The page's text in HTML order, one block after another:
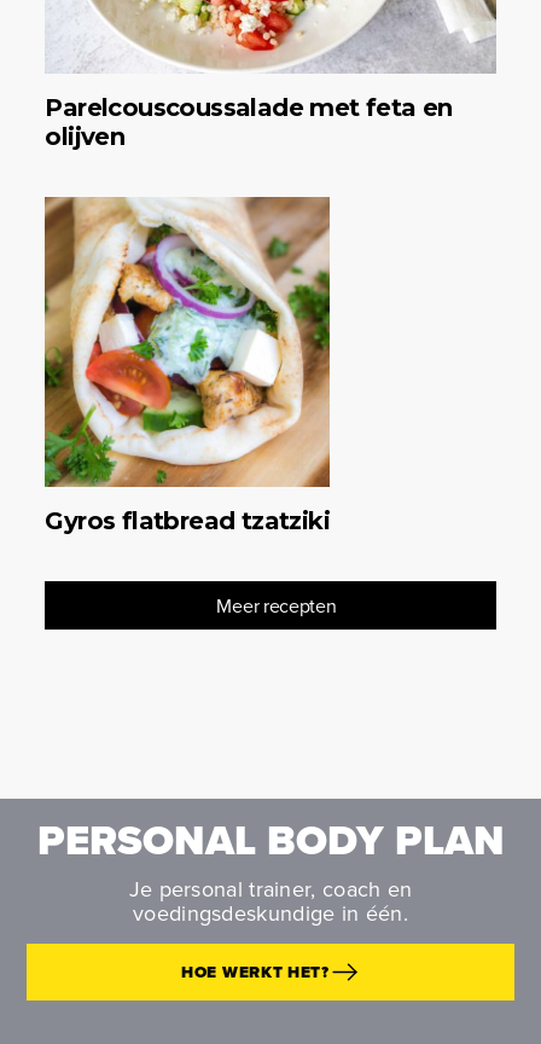
Parelcouscoussalade met feta en
olijven
Gyros flatbread tzatziki
Meer recepten
PERSONAL BODY PLAN
Je personal trainer, coach en
voedingsdeskundige in één.
HOE WERKT HET?